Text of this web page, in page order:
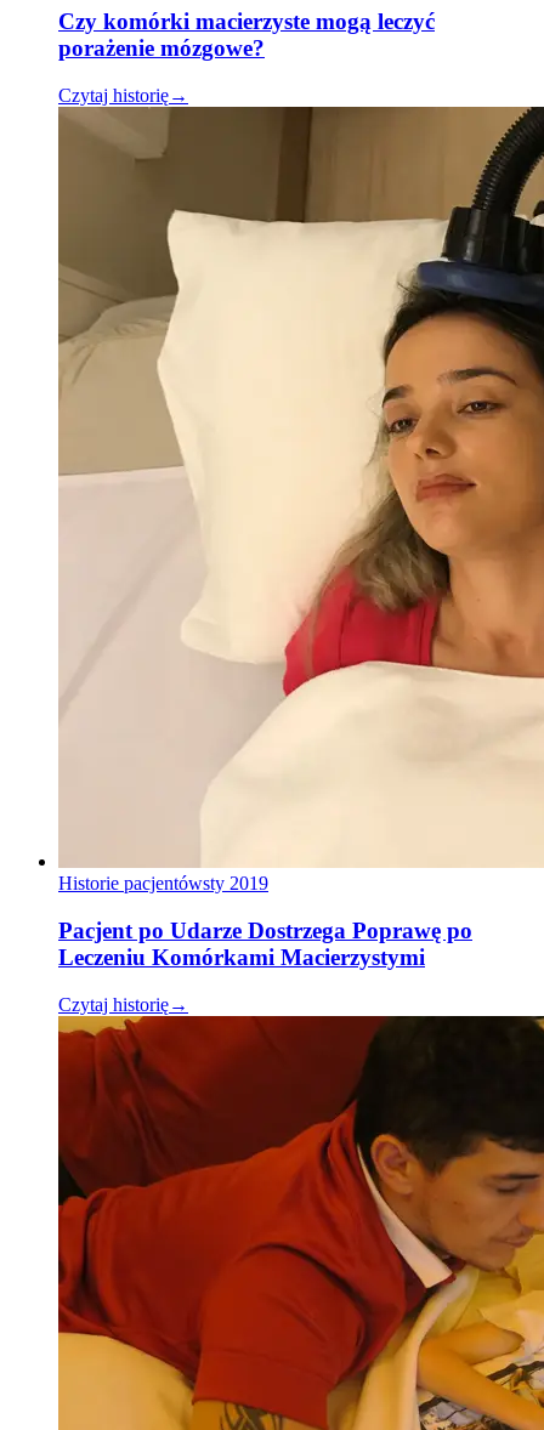
Czy komórki macierzyste mogą leczyć
porażenie mózgowe?
Czytaj historię→
Historie pacjentówsty 2019
Pacjent po Udarze Dostrzega Poprawę po
Leczeniu Komórkami Macierzystymi
Czytaj historię→